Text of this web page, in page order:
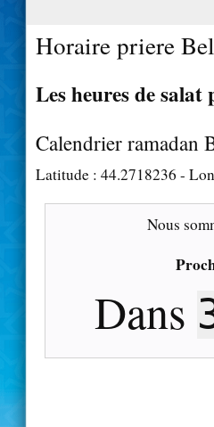
Horaire priere
Les heures de
Calendrier ramadan
Latitude : 44.2718236 -
Nous
Dans